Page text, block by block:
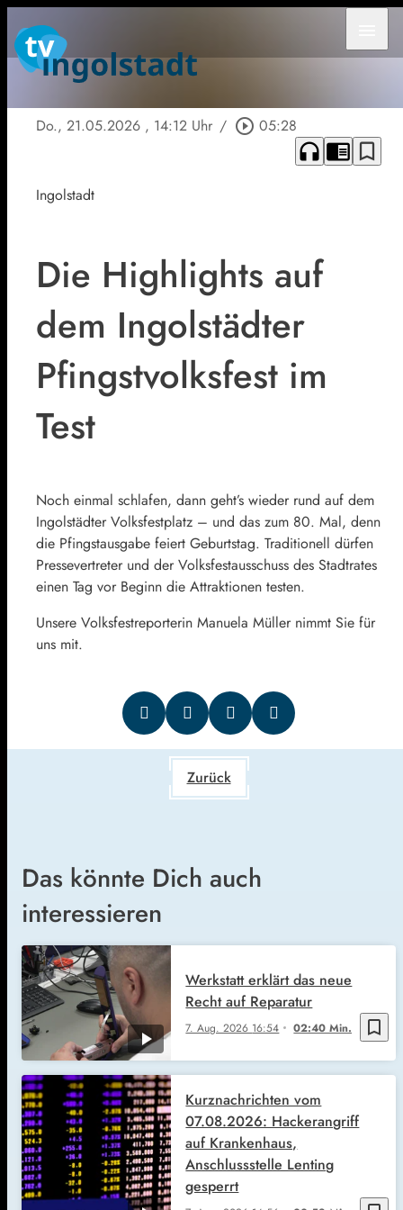
Do., 21.05.2026 , 14:12 Uhr / play_circle_outline 05:28
headphones chrome_reader_mode bookmark_border
Ingolstadt
Die Highlights auf
dem Ingolstädter
Pfingstvolksfest im
Test
Noch einmal schlafen, dann geht’s wieder rund auf dem
Ingolstädter Volksfestplatz – und das zum 80. Mal, denn
die Pfingstausgabe feiert Geburtstag. Traditionell dürfen
Pressevertreter und der Volksfestausschuss des Stadtrates
einen Tag vor Beginn die Attraktionen testen.
Unsere Volksfestreporterin Manuela Müller nimmt Sie für
uns mit.
Zurück
Das könnte Dich auch
interessieren
bookmark_border
7. Aug. 2026 16:54 02:40 Min.
Werkstatt erklärt das neue
Recht auf Reparatur
Kurznachrichten vom
07.08.2026: Hackerangriff
auf Krankenhaus,
Anschlussstelle Lenting
gesperrt